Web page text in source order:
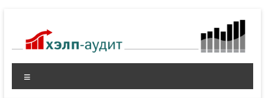
содержимому